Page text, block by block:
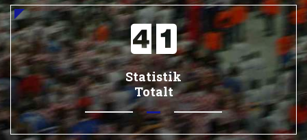
Statistik
Totalt